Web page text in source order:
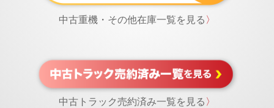
中古重機・その他在庫一覧を見る 〉
中古トラック売約済み一覧を見る 〉